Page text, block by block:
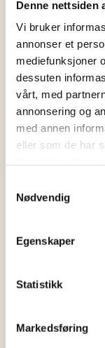
Denne nettsiden
Vi bruker
annonser et
mediefunksjoner
dessuten
vårt, med
annonsering og
med annen
eller som de har
Nødvendig
Egenskaper
Statistikk
Markedsføring
dekk
Lagge
ha et
Kjevl
passe
har,
den
Hvis